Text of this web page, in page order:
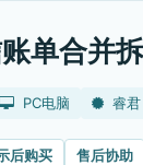
单合并
PC电脑 睿君
后购买 售后协助